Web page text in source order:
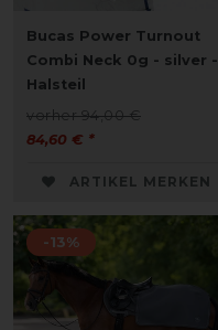
Bucas Power Turnout
Combi Neck 0g - silver -
Halsteil
vorher 94,00 €
84,60 € *
ARTIKEL MERKEN
-13%